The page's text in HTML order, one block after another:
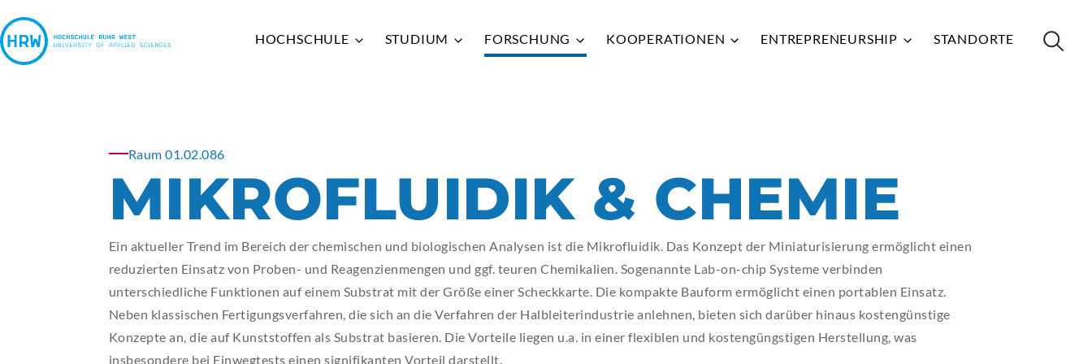
HOCHSCHULE
HOCHSCHULE
HRW PROFIL
WIR LEBEN VIELFALT
LEHRE AN DER HRW
DIE HRW ALS ARBEITGEBERIN
DIE HRW IN DEN MEDIEN
AMTLICHE
BEKANNTMACHUNGEN
JAHRESPLAN
VERANSTALTUNGEN
ADRESSBUCH
BIBLIOTHEK
HRW PORTAL
STUDIUM
STUDIUM
STUDIENANGEBOT
VOR DEM STUDIUM
IM STUDIUM
NACH DEM STUDIUM
STUDIENFORMEN AN DER
HRW
VERANSTALTUNGEN
ADRESSBUCH
BIBLIOTHEK
HRW PORTAL
FORSCHUNG
FORSCHUNG
FORSCHUNGSSUPPORT
FORSCHUNGSSCHWERPUNKTE
FORSCHUNG IN DEN
INSTITUTEN
VERANSTALTUNGEN
ADRESSBUCH
BIBLIOTHEK
HRW PORTAL
KOOPERATIONEN
KOOPERATIONEN
SCHULEN
PARTNERHOCHSCHULEN &
PROJEKTE
FÖRDERVEREIN
WIRTSCHAFT & GESELLSCHAFT
VERANSTALTUNGEN
ADRESSBUCH
BIBLIOTHEK
HRW PORTAL
ENTREPRENEURSHIP
ENTREPRENEURSHIP
ENTREPRENEURIAL EDUCATION
HRW FABLAB UND IOT-LABOR
HRWSTARTUPS
VERANSTALTUNGEN
ADRESSBUCH
BIBLIOTHEK
HRW PORTAL
STANDORTE
Raum 01.02.086
MIKROFLUIDIK & CHEMIE
Ein aktueller Trend im Bereich der chemischen und biologischen Analysen ist die Mikrofluidik. Das Konzept der Miniaturisierung ermöglicht einen
reduzierten Einsatz von Proben- und Reagenzienmengen und ggf. teuren Chemikalien. Sogenannte Lab-on-chip Systeme verbinden
unterschiedliche Funktionen auf einem Substrat mit der Größe einer Scheckkarte. Die kompakte Bauform ermöglicht einen portablen Einsatz.
Neben klassischen Fertigungsverfahren, die sich an die Verfahren der Halbleiterindustrie anlehnen, bieten sich darüber hinaus kostengünstige
Konzepte an, die auf Kunststoffen als Substrat basieren. Die Vorteile liegen u.a. in einer flexiblen und kostengüngstigen Herstellung, was
insbesondere bei Einwegtests einen signifikanten Vorteil darstellt.